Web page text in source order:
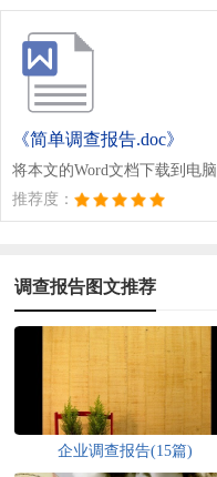
《简单调查报告.doc》
将本文的Word文档下载到电
推荐度：
调查报告图文推荐
企业调查报告(15篇)